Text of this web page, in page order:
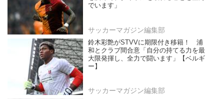
でいます」
サッカーマガジン編集部
鈴木彩艶がSTVVに期限付き移籍！ 浦
和とクラブ間合意「自分の持てる力を最
大限発揮し、全力で闘います」【ベルギ
ー】
サッカーマガジン編集部